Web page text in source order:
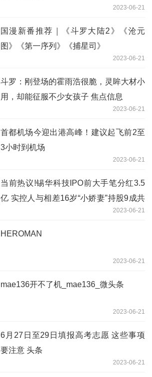
2023-06-21
国漫新番推荐｜《斗罗大陆2》《沧元
图》《第一序列》《捕星司》
2023-06-21
斗罗：刚登场的霍雨浩很脆，灵眸大材小
用，却能征服不少女孩子 焦点信息
2023-06-21
首都机场今迎出港高峰！建议起飞前2至
3小时到机场
2023-06-21
当前热议!锡华科技IPO前大手笔分红3.5
亿 实控人与相差16岁“小娇妻”持股9成共
2023-06-21
HEROMAN
2023-06-21
mae136开不了机_mae136_微头条
2023-06-21
6月27日至29日填报高考志愿 这些事项
要注意 头条
2023-06-21